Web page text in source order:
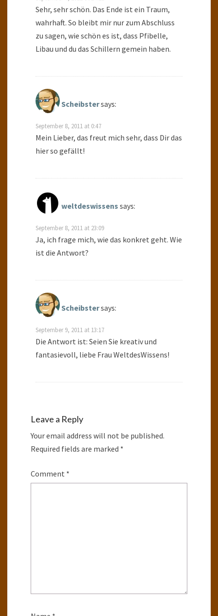
Sehr, sehr schön. Das Ende ist ein Traum,
wahrhaft. So bleibt mir nur zum Abschluss
zu sagen, wie schön es ist, dass Pfibelle,
Libau und du das Schillern gemein haben.
Scheibstersays:
September 8, 2011 at 0:47
Mein Lieber, das freut mich sehr, dass Dir das
hier so gefällt!
weltdeswissens says:
September 8, 2011 at 23:09
Ja, ich frage mich, wie das konkret geht. Wie
ist die Antwort?
Scheibstersays:
September 9, 2011 at 13:17
Die Antwort ist: Seien Sie kreativ und
fantasievoll, liebe Frau WeltdesWissens!
Leave a Reply
Your email address will not be published.
Required fields are marked *
Comment *